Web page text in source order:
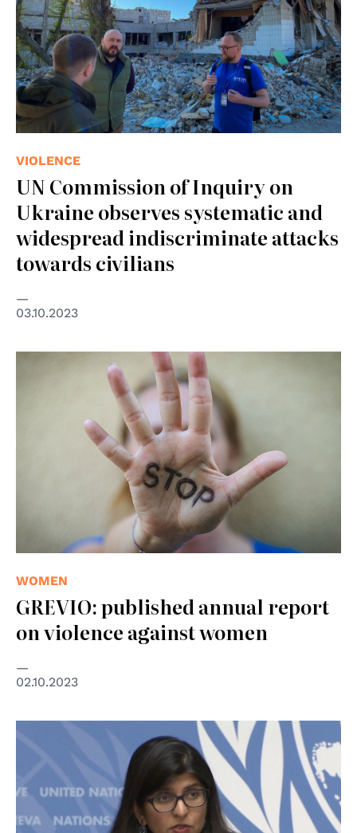
VIOLENCE
UN Commission of Inquiry on
Ukraine observes systematic and
widespread indiscriminate attacks
towards civilians
03.10.2023
WOMEN
GREVIO: published annual report
on violence against women
02.10.2023